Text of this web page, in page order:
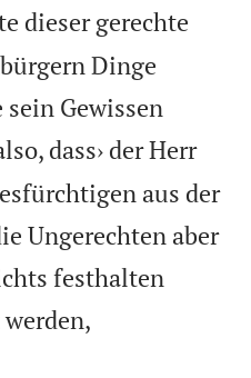
dieser gerechte
Dinge
Gewissen
dass› der Herr
aus der
Ungerechten aber
festhalten